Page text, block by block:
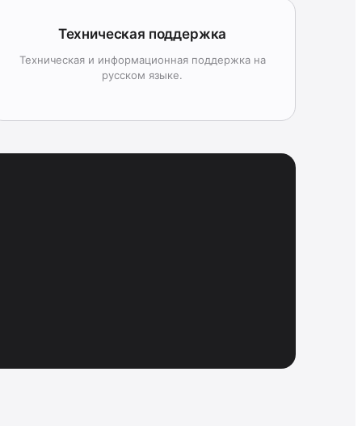
Техническая поддержка
Техническая и информационная поддержка на
русском языке.